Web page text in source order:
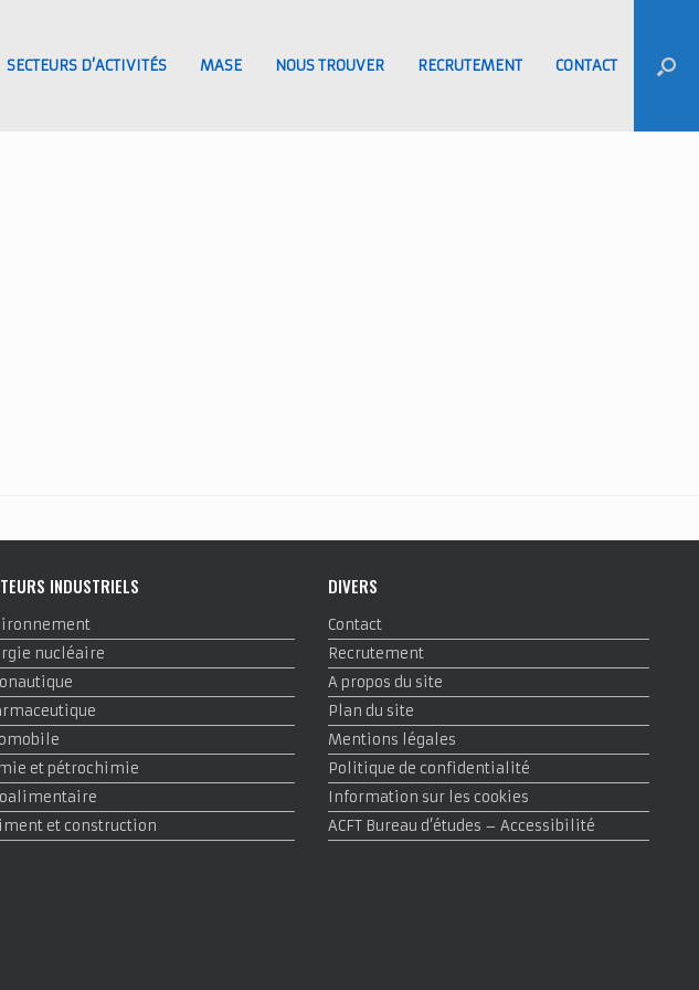
SECTEURS D’ACTIVITÉS MASE NOUS TROUVER RECRUTEMENT CONTACT
INDUSTRIELS
nucléaire
et pétrochimie
et construction
DIVERS
Contact
Recrutement
A propos du site
Plan du site
Mentions légales
Politique de confidentialité
Information sur les cookies
ACFT Bureau d’études – Accessibilité